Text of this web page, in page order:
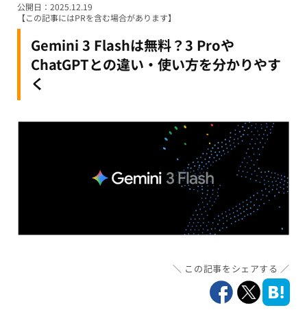
Gemini 3 Flashは無料？3 Proや
ChatGPTとの違い・使い方を分かりやす
く
公開日：2025.12.19
【この記事にはPRを含む場合があります】
この記事をシェアする